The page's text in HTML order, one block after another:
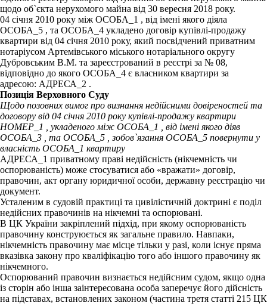
щодо об`єкта нерухомого майна від 30 вересня 2018 року.
04 січня 2010 року між ОСОБА_1 , від імені якого діяла
ОСОБА_5 , та ОСОБА_4 укладено договір купівлі-продажу
квартири від 04 січня 2010 року, який посвідчений приватним
нотаріусом Артемівського міського нотаріального округу
Дубровським В.М. та зареєстрований в реєстрі за № 08,
відповідно до якого ОСОБА_4 є власником квартири за
адресою: АДРЕСА_2 .
Позиція Верховного Суду
Щодо позовних вимог про визнання недійсними довіреностей та
договору від 04 січня 2010 року купівлі-продажу квартири
НОМЕР_1 , укладеного між ОСОБА_1 , від імені якого діяв
ОСОБА_3 , та ОСОБА_5 , зобов`язання ОСОБА_5 повернути у
власність ОСОБА_1 квартиру
АДРЕСА_1 приватному праві недійсність (нікчемність чи
оспорюваність) може стосуватися або «вражати» договір,
правочин, акт органу юридичної особи, державну реєстрацію чи
документ.
Усталеним в судовій практиці та цивілістичній доктрині є поділ
недійсних правочинів на нікчемні та оспорювані.
В ЦК України закріплений підхід, при якому оспорюваність
правочину конструюється як загальне правило. Навпаки,
нікчемність правочину має місце тільки у разі, коли існує пряма
вказівка закону про кваліфікацію того або іншого правочину як
нікчемного.
Оспорюваний правочин визнається недійсним судом, якщо одна
із сторін або інша заінтересована особа заперечує його дійсність
на підставах, встановлених законом (частина третя статті 215 ЦК